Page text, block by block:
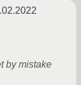
by mistake